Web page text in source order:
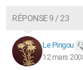
RÉPONSE 9 / 23
Le Pingou
12 mars